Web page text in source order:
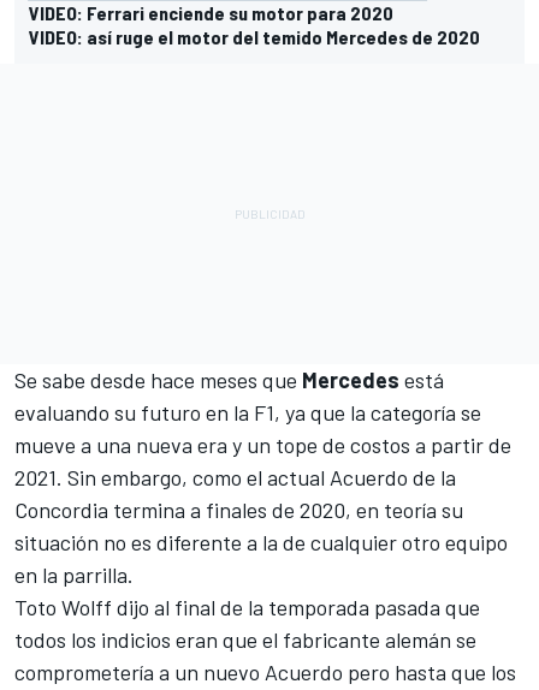
VIDEO: Ferrari enciende su motor para 2020
VIDEO: así ruge el motor del temido Mercedes de 2020
Se sabe desde hace meses que Mercedes está
evaluando su futuro en la F1, ya que la categoría se
mueve a una nueva era y un tope de costos a partir de
2021. Sin embargo, como el actual Acuerdo de la
Concordia termina a finales de 2020, en teoría su
situación no es diferente a la de cualquier otro equipo
en la parrilla.
Toto Wolff dijo al final de la temporada pasada que
todos los indicios eran que el fabricante alemán se
comprometería a un nuevo Acuerdo pero hasta que los